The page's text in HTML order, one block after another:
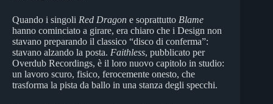
Quando i singoli Red Dragon e soprattutto Blame
hanno cominciato a girare, era chiaro che i Design non
stavano preparando il classico “disco di conferma”:
stavano alzando la posta. Faithless, pubblicato per
Overdub Recordings, è il loro nuovo capitolo in studio:
un lavoro scuro, fisico, ferocemente onesto, che
trasforma la pista da ballo in una stanza degli specchi.